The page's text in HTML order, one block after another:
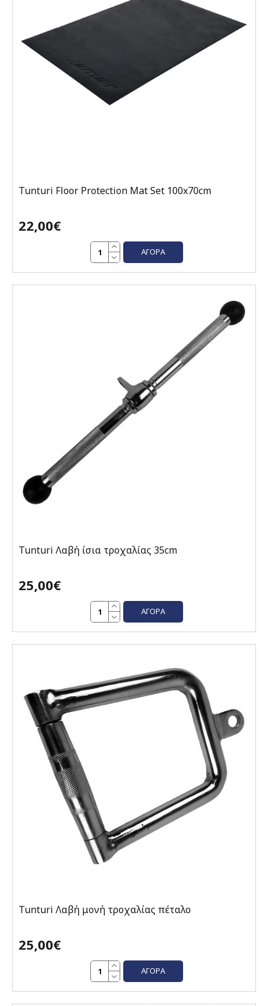
Tunturi Floor Protection Mat Set 100x70cm
22,00€
ΑΓΟΡΆ
Tunturi Λαβή ίσια τροχαλίας 35cm
25,00€
ΑΓΟΡΆ
Tunturi Λαβή μονή τροχαλίας πέταλο
25,00€
ΑΓΟΡΆ